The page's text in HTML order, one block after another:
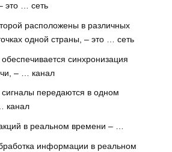
это … сеть
расположены в различных
одной страны, – это … сеть
синхронизация
– … канал
передаются в одном
канал
в реальном времени – …
информации в реальном